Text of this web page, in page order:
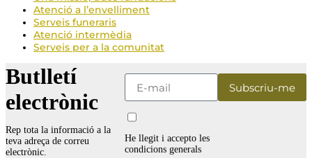
Atenció a l’envelliment
Serveis funeraris
Atenció intermèdia
Serveis per a la comunitat
Butlletí
electrònic
Rep tota la informació a la
teva adreça de correu
electrònic.
He llegit i accepto les
condicions generals